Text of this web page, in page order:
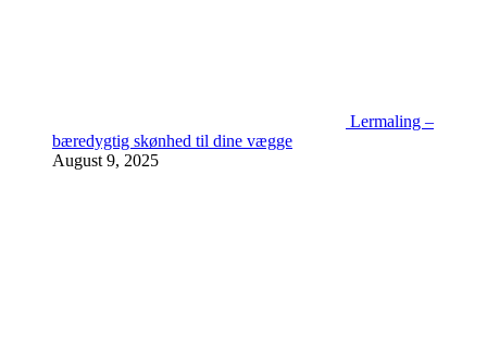
Lermaling –
bæredygtig skønhed til dine vægge
August 9, 2025